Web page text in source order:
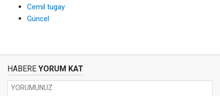
Cemil tugay
Güncel
HABERE YORUM KAT